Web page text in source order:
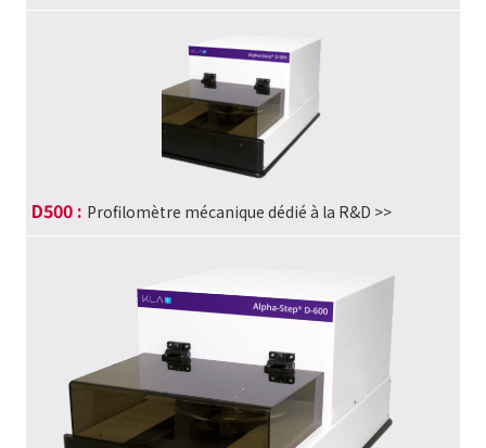
D500 : Profilomètre mécanique dédié à la R&D >>